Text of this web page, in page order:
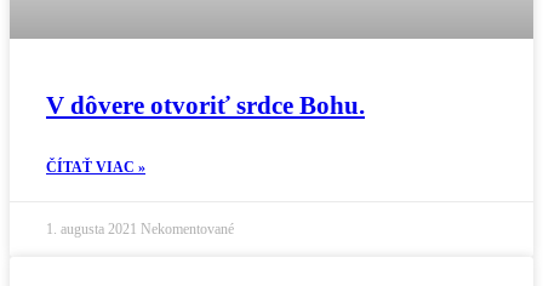
V dôvere otvoriť srdce Bohu.
ČÍTAŤ VIAC »
1. augusta 2021 Nekomentované